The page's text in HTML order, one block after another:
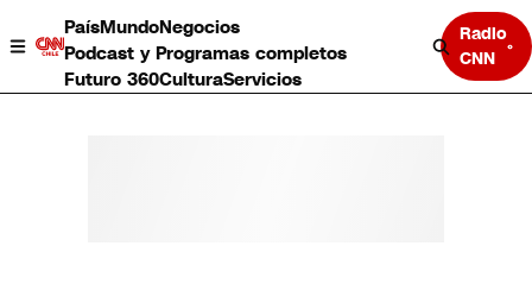
PaísMundoNegocios
Podcast y Programas completos
Futuro 360CulturaServicios
Radio
CNN